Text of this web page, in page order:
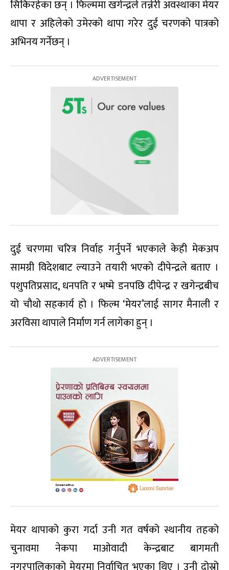
सिकिरहेका छन् । फिल्ममा खगेन्द्रले तन्नेरी अवस्थाका मेयर
थापा र अहिलेको उमेरको थापा गरेर दुई चरणको पात्रको
अभिनय गर्नेछन् ।
दुई चरणमा चरित्र निर्वाह गर्नुपर्ने भएकाले केही मेकअप
सामग्री विदेशबाट ल्याउने तयारी भएको दीपेन्द्रले बताए ।
पशुपतिप्रसाद, धनपति र भष्मे डनपछि दीपेन्द्र र खगेन्द्रबीच
यो चौथो सहकार्य हो । फिल्म ‘मेयर’लाई सागर मैनाली र
अरविसा थापाले निर्माण गर्न लागेका हुन् ।
मेयर थापाको कुरा गर्दा उनी गत वर्षको स्थानीय तहको
चुनावमा नेकपा माओवादी केन्द्रबाट बागमती